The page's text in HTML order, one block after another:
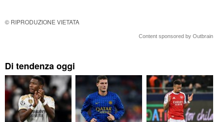
© RIPRODUZIONE VIETATA
Content sponsored by Outbrain
Di tendenza oggi